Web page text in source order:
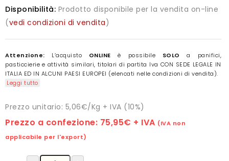
Disponibilità: Prodotto disponibile per la vendita on-line
(vedi condizioni di vendita)
Attenzione: L’acquisto ONLINE è possibile SOLOa panifici,
pasticcierie e attività similari, titolari di partita Iva CON SEDE LEGALE IN
ITALIA ED IN ALCUNI PAESI EUROPEI (elencati nelle condizioni di vendita).
Leggi tutto
Prezzo unitario: 5,06€/Kg + IVA (10%)
Prezzo a confezione: 75,95€ + IVA (IVA non
applicabile per l'export)